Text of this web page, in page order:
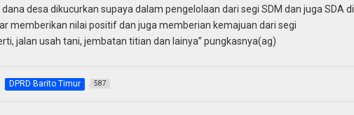
desa dikucurkan supaya dalam pengelolaan dari segi SDM dan juga SDA di
memberikan nilai positif dan juga memberian kemajuan dari segi
jalan usah tani, jembatan titian dan lainya” pungkasnya(ag)
DPRD Barito Timur 587